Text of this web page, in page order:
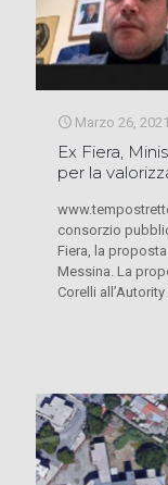
Marzo 26, 2021
Ex Fiera,
per la
consorzio
Fiera, la
Messina. La
Corelli